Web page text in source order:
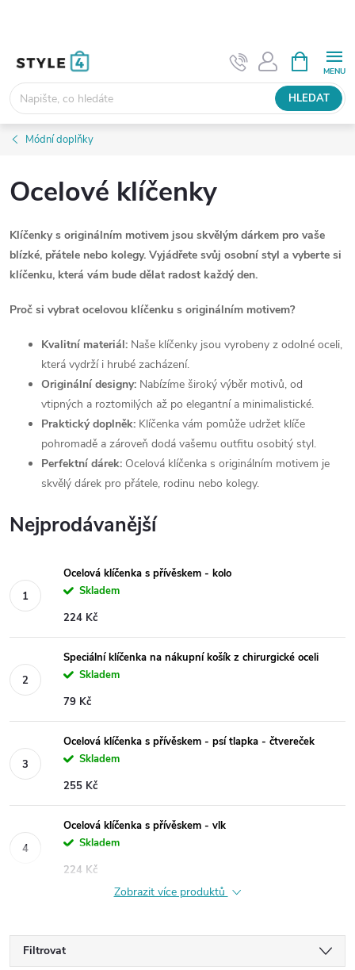
HLEDAT
NÁKUPNÍ
KOŠÍK
Módní doplňky
Ocelové klíčenky
Klíčenky s originálním motivem jsou skvělým dárkem pro vaše
blízké, přátele nebo kolegy. Vyjádřete svůj osobní styl a vyberte si
klíčenku, která vám bude dělat radost každý den.
Proč si vybrat ocelovou klíčenku s originálním motivem?
Kvalitní materiál: Naše klíčenky jsou vyrobeny z odolné oceli,
která vydrží i hrubé zacházení.
Originální designy: Nabízíme široký výběr motivů, od
vtipných a roztomilých až po elegantní a minimalistické.
Praktický doplněk: Klíčenka vám pomůže udržet klíče
pohromadě a zároveň dodá vašemu outfitu osobitý styl.
Perfektní dárek: Ocelová klíčenka s originálním motivem je
skvělý dárek pro přátele, rodinu nebo kolegy.
Nejprodávanější
Ocelová klíčenka s přívěskem - kolo
Skladem
224 Kč
Speciální klíčenka na nákupní košík z chirurgické oceli
Skladem
79 Kč
Ocelová klíčenka s přívěskem - psí tlapka - čtvereček
Skladem
255 Kč
Ocelová klíčenka s přívěskem - vlk
Skladem
224 Kč
Zobrazit více produktů
Filtrovat